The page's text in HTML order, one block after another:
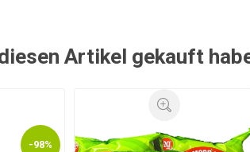
Artikel gekauft
-98%